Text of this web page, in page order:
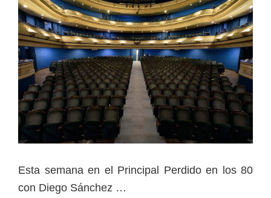
Esta semana en el Principal Perdido en los 80
con Diego Sánchez …